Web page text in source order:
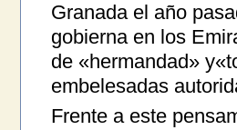
Granada el año
gobierna en los
de «hermandad»
embelesadas
Frente a este